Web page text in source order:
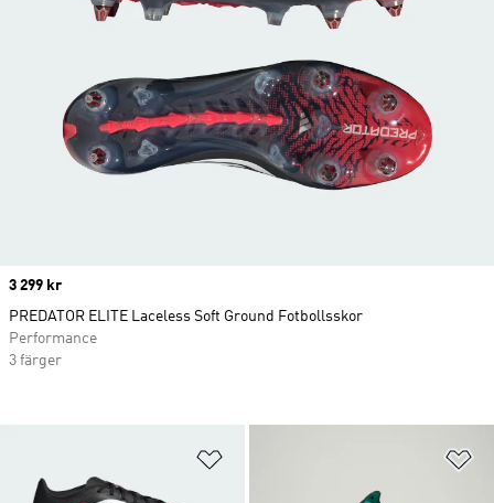
Price
3 299 kr
PREDATOR ELITE Laceless Soft Ground Fotbollsskor
Performance
3 färger